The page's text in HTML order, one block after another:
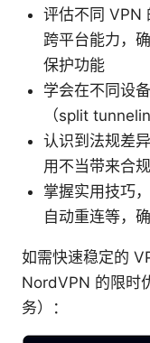
评估不同 VPN
跨平台能力，
保护功能
学会在不同设
（split
认识到法规差
用不当带来合
掌握实用技巧
自动重连等，
如需快速稳定的
NordVPN 的限时
务）：